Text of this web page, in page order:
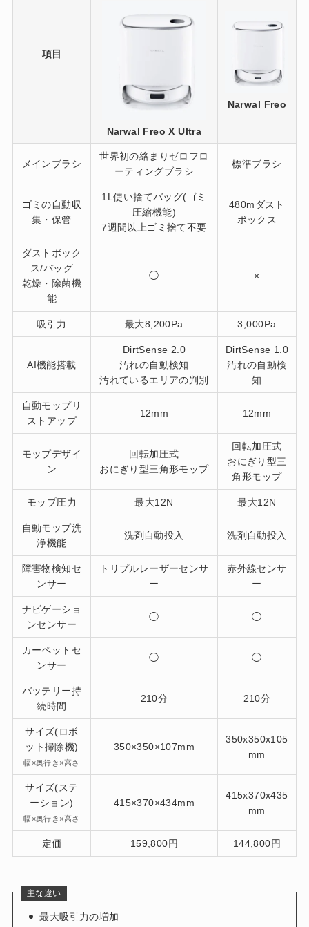
項目
Narwal Freo X Ultra
Narwal Freo
メインブラシ
世界初の絡まりゼロフロ
ーティングブラシ
標準ブラシ
ゴミの自動収
集・保管
1L使い捨てバッグ(ゴミ
圧縮機能)
7週間以上ゴミ捨て不要
480mダスト
ボックス
ダストボック
ス/バッグ
乾燥・除菌機
能
◯ ×
吸引力 最大8,200Pa 3,000Pa
AI機能搭載
DirtSense 2.0
汚れの自動検知
汚れているエリアの判別
DirtSense 1.0
汚れの自動検
知
自動モップリ
ストアップ
12mm 12mm
モップデザイ
ン
回転加圧式
おにぎり型三角形モップ
回転加圧式
おにぎり型三
角形モップ
モップ圧力 最大12N 最大12N
自動モップ洗
浄機能
洗剤自動投入 洗剤自動投入
障害物検知セ
ンサー
トリプルレーザーセンサ
ー
赤外線センサ
ー
ナビゲーショ
ンセンサー
◯ ◯
カーペットセ
ンサー
◯ ◯
バッテリー持
続時間
210分 210分
サイズ(ロボ
ット掃除機)
幅×奥行き×高さ
350×350×107mm
350x350x105
mm
サイズ(ステ
ーション)
幅×奥行き×高さ
415×370×434mm
415x370x435
mm
定価 159,800円 144,800円
主な違い
最大吸引力の増加